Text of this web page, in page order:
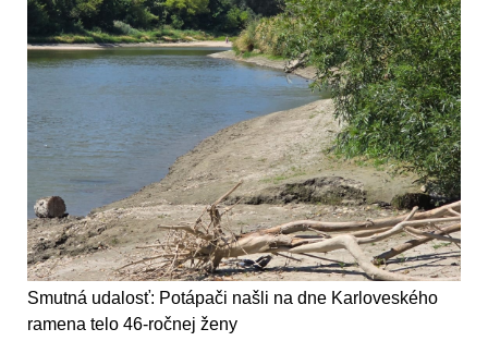
Smutná udalosť: Potápači našli na dne Karloveského
ramena telo 46-ročnej ženy